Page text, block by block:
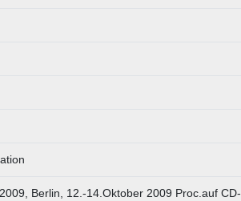
Berlin, 12.-14.Oktober 2009 Proc.auf CD-